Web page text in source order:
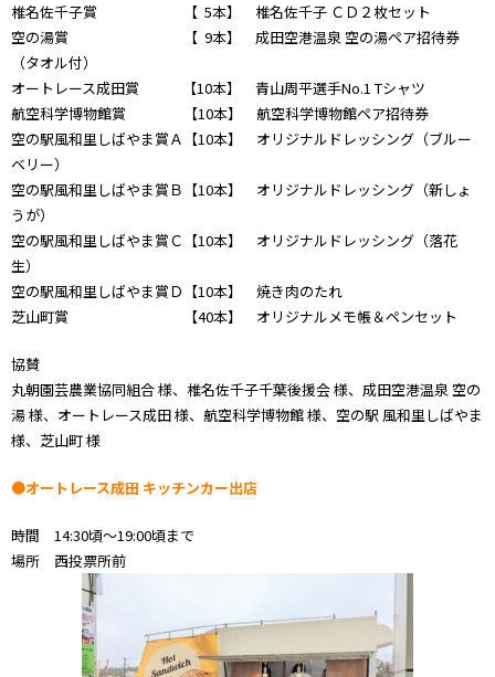
椎名佐千子賞 【 5本】 椎名佐千子 ＣＤ２枚セット
空の湯賞 【 9本】 成田空港温泉 空の湯ペア招待券
（タオル付）
オートレース成田賞 【10本】 青山周平選手No.1 Tシャツ
航空科学博物館賞 【10本】 航空科学博物館ペア招待券
空の駅風和里しばやま賞Ａ【10本】 オリジナルドレッシング（ブルー
ベリー）
空の駅風和里しばやま賞Ｂ【10本】 オリジナルドレッシング（新しょ
うが）
空の駅風和里しばやま賞Ｃ【10本】 オリジナルドレッシング（落花
生）
空の駅風和里しばやま賞Ｄ【10本】 焼き肉のたれ
芝山町賞 【40本】 オリジナルメモ帳＆ペンセット
協賛
丸朝園芸農業協同組合 様、椎名佐千子千葉後援会 様、成田空港温泉 空の
湯 様、オートレース成田 様、航空科学博物館 様、空の駅 風和里しばやま
様、芝山町 様
●オートレース成田 キッチンカー出店
時間 14:30頃～19:00頃まで
場所 西投票所前